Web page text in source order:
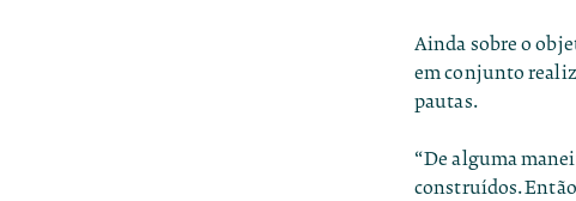
Ainda sobre o
em conjunto
pautas.
“De alguma
construídos.